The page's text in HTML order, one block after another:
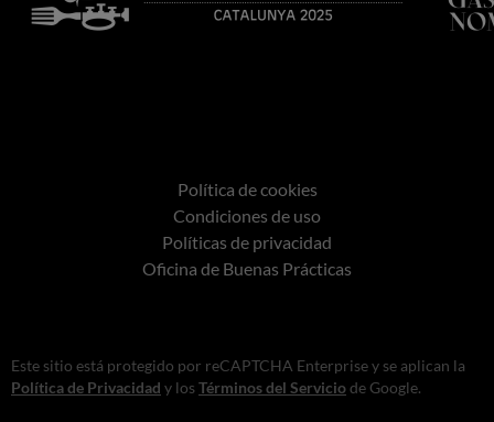
Política de cookies
Condiciones de uso
Políticas de privacidad
Oficina de Buenas Prácticas
Este sitio está protegido por reCAPTCHA Enterprise y se aplican la
Política de Privacidad y losTérminos del Serviciode Google.